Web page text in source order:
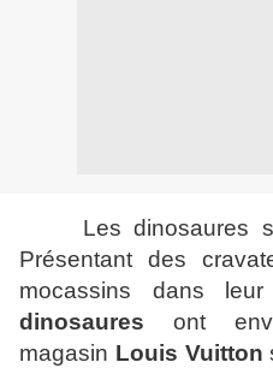
Les dinosaures
Présentant des
mocassins dans
dinosaures ont
magasin Louis Vuitton